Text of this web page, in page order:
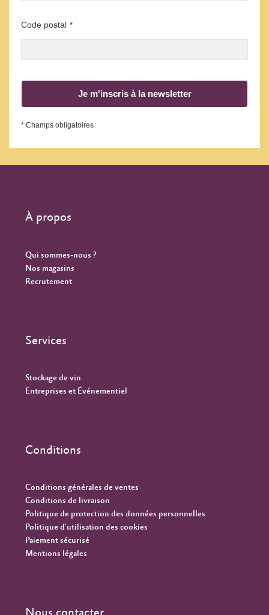
Code postal *
Je m'inscris à la newsletter
* Champs obligatoires
À propos
Qui sommes-nous ?
Nos magasins
Recrutement
Services
Stockage de vin
Entreprises et Événementiel
Conditions
Conditions générales de ventes
Conditions de livraison
Politique de protection des données personnelles
Politique d'utilisation des cookies
Paiement sécurisé
Mentions légales